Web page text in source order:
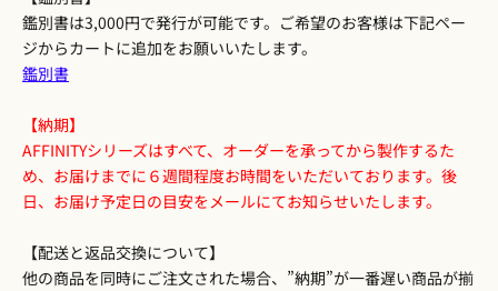
鑑別書は3,000円で発行が可能です。ご希望のお客様は下記ペー
ジからカートに追加をお願いいたします。
鑑別書
【納期】
AFFINITYシリーズはすべて、オーダーを承ってから製作するた
め、お届けまでに６週間程度お時間をいただいております。後
日、お届け予定日の目安をメールにてお知らせいたします。
【配送と返品交換について】
他の商品を同時にご注文された場合、”納期”が一番遅い商品が揃